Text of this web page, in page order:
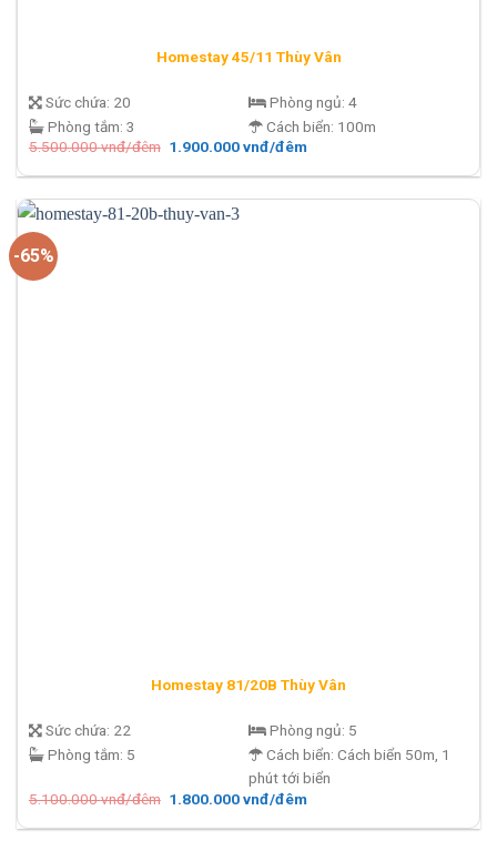
Homestay 45/11 Thùy Vân
Sức chứa: 20
Phòng tắm: 3
Phòng ngủ: 4
Cách biển: 100m
5.500.000vnđ/đêm Giá
là:
đêm.
1.900.000vnđ/đêmGiá
tại
1.900.000 vnđ/
-65%
Homestay 81/20B Thùy Vân
Sức chứa: 22
Phòng tắm: 5
Phòng ngủ: 5
Cách biển: Cách biển 50m, 1
phút tới biển
5.100.000vnđ/đêm Giá
là:
1.800.000vnđ/đêmGiá
tại